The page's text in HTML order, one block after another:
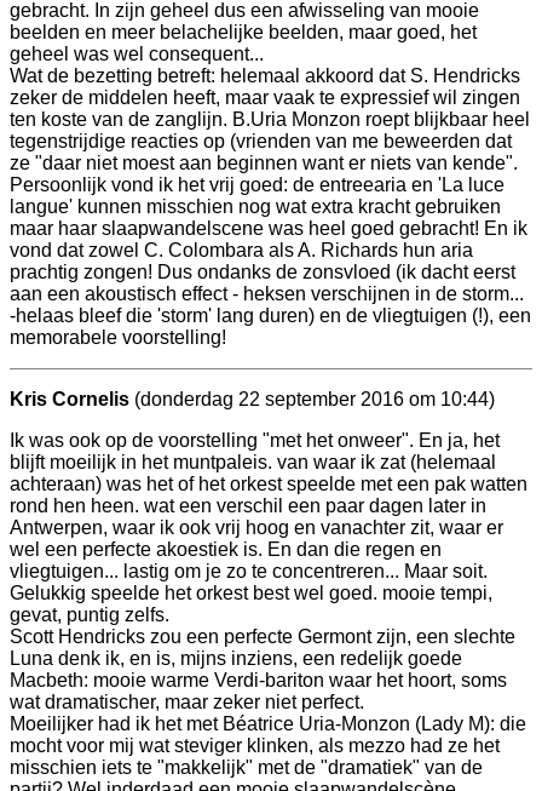
gebracht. In zijn geheel dus een afwisseling van mooie
beelden en meer belachelijke beelden, maar goed, het
geheel was wel consequent...
Wat de bezetting betreft: helemaal akkoord dat S. Hendricks
zeker de middelen heeft, maar vaak te expressief wil zingen
ten koste van de zanglijn. B.Uria Monzon roept blijkbaar heel
tegenstrijdige reacties op (vrienden van me beweerden dat
ze "daar niet moest aan beginnen want er niets van kende".
Persoonlijk vond ik het vrij goed: de entreearia en 'La luce
langue' kunnen misschien nog wat extra kracht gebruiken
maar haar slaapwandelscene was heel goed gebracht! En ik
vond dat zowel C. Colombara als A. Richards hun aria
prachtig zongen! Dus ondanks de zonsvloed (ik dacht eerst
aan een akoustisch effect - heksen verschijnen in de storm...
-helaas bleef die 'storm' lang duren) en de vliegtuigen (!), een
memorabele voorstelling!
Kris Cornelis (donderdag 22 september 2016 om 10:44)
Ik was ook op de voorstelling "met het onweer". En ja, het
blijft moeilijk in het muntpaleis. van waar ik zat (helemaal
achteraan) was het of het orkest speelde met een pak watten
rond hen heen. wat een verschil een paar dagen later in
Antwerpen, waar ik ook vrij hoog en vanachter zit, waar er
wel een perfecte akoestiek is. En dan die regen en
vliegtuigen... lastig om je zo te concentreren... Maar soit.
Gelukkig speelde het orkest best wel goed. mooie tempi,
gevat, puntig zelfs.
Scott Hendricks zou een perfecte Germont zijn, een slechte
Luna denk ik, en is, mijns inziens, een redelijk goede
Macbeth: mooie warme Verdi-bariton waar het hoort, soms
wat dramatischer, maar zeker niet perfect.
Moeilijker had ik het met Béatrice Uria-Monzon (Lady M): die
mocht voor mij wat steviger klinken, als mezzo had ze het
misschien iets te "makkelijk" met de "dramatiek" van de